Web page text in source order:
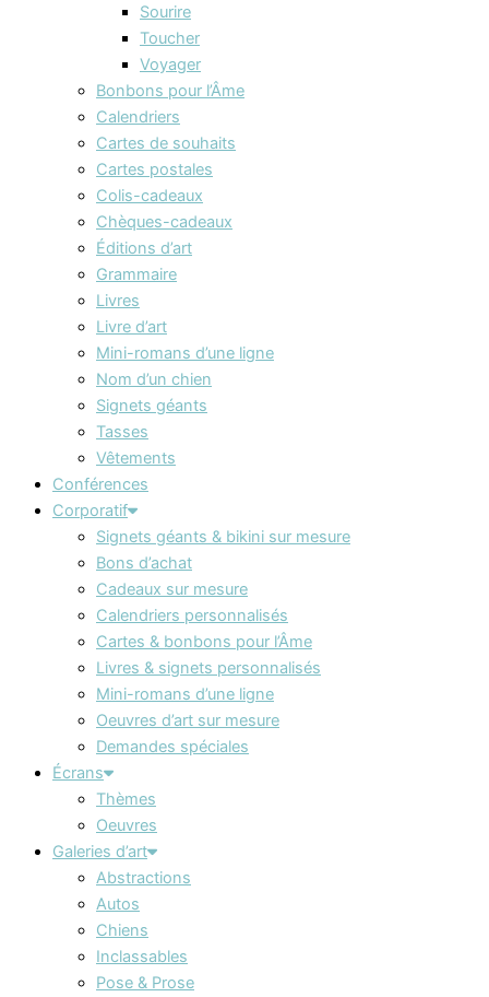
Sourire
Toucher
Voyager
Bonbons pour l’Âme
Calendriers
Cartes de souhaits
Cartes postales
Colis-cadeaux
Chèques-cadeaux
Éditions d’art
Grammaire
Livres
Livre d’art
Mini-romans d’une ligne
Nom d’un chien
Signets géants
Tasses
Vêtements
Conférences
Corporatif
Signets géants & bikini sur mesure
Bons d’achat
Cadeaux sur mesure
Calendriers personnalisés
Cartes & bonbons pour l’Âme
Livres & signets personnalisés
Mini-romans d’une ligne
Oeuvres d’art sur mesure
Demandes spéciales
Écrans
Thèmes
Oeuvres
Galeries d’art
Abstractions
Autos
Chiens
Inclassables
Pose & Prose